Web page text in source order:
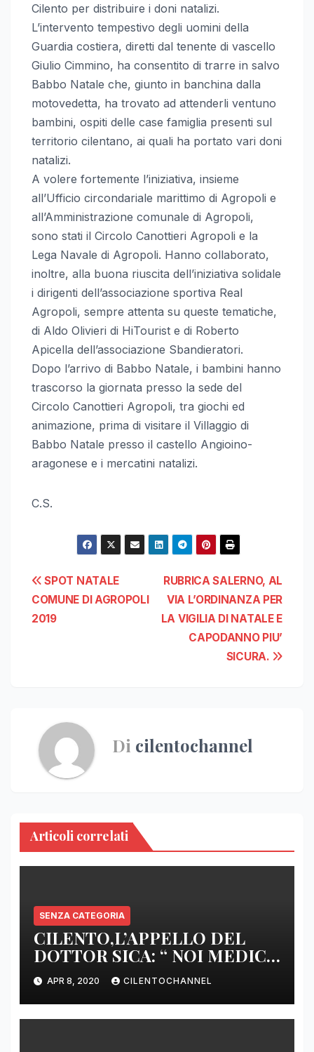
Cilento per distribuire i doni natalizi.
L’intervento tempestivo degli uomini della
Guardia costiera, diretti dal tenente di vascello
Giulio Cimmino, ha consentito di trarre in salvo
Babbo Natale che, giunto in banchina dalla
motovedetta, ha trovato ad attenderli ventuno
bambini, ospiti delle case famiglia presenti sul
territorio cilentano, ai quali ha portato vari doni
natalizi.
A volere fortemente l’iniziativa, insieme
all’Ufficio circondariale marittimo di Agropoli e
all’Amministrazione comunale di Agropoli,
sono stati il Circolo Canottieri Agropoli e la
Lega Navale di Agropoli. Hanno collaborato,
inoltre, alla buona riuscita dell’iniziativa solidale
i dirigenti dell’associazione sportiva Real
Agropoli, sempre attenta su queste tematiche,
di Aldo Olivieri di HiTourist e di Roberto
Apicella dell’associazione Sbandieratori.
Dopo l’arrivo di Babbo Natale, i bambini hanno
trascorso la giornata presso la sede del
Circolo Canottieri Agropoli, tra giochi ed
animazione, prima di visitare il Villaggio di
Babbo Natale presso il castello Angioino-
aragonese e i mercatini natalizi.
C.S.
Navigazione
articoli
RUBRICA SALERNO, AL
VIA L’ORDINANZA PER
LA VIGILIA DI NATALE E
CAPODANNO PIU’
SICURA.
SPOT NATALE
COMUNE DI AGROPOLI
2019
Di cilentochannel
Articoli correlati
SENZA CATEGORIA
CILENTO,L’APPELLO DEL
DOTTOR SICA: “ NOI MEDICI
DI BASE SIAMO SENZA ARMI
E SENZA PRESIDI”
APR 8, 2020 CILENTOCHANNEL